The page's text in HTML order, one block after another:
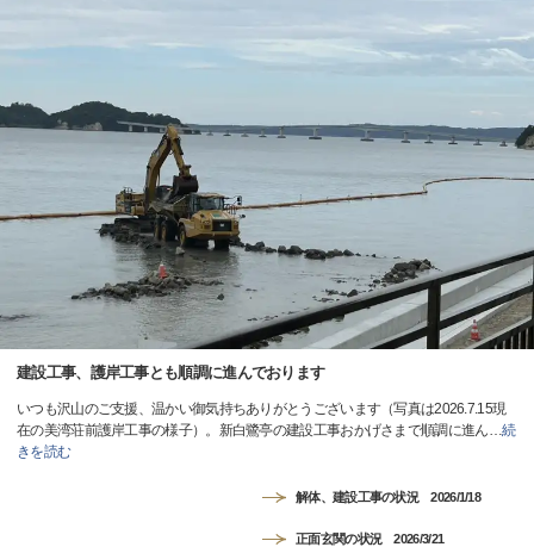
建設工事、護岸工事とも順調に進んでおります
いつも沢山のご支援、温かい御気持ちありがとうございます（写真は2026.7.15現
在の美湾荘前護岸工事の様子）。新白鷺亭の建設工事おかげさまで順調に進ん…続
きを読む
解体、建設工事の状況 2026/1/18
正面玄関の状況 2026/3/21